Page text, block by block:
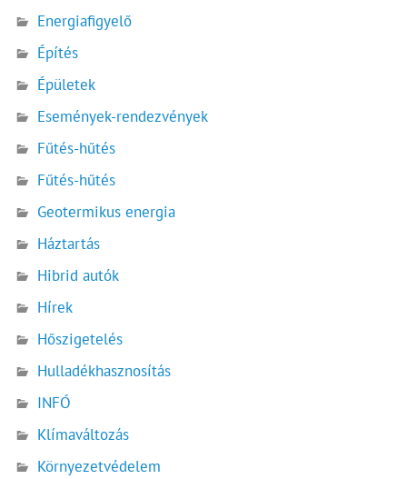
Energiafigyelő
Építés
Épületek
Események-rendezvények
Fűtés-hűtés
Fűtés-hűtés
Geotermikus energia
Háztartás
Hibrid autók
Hírek
Hőszigetelés
Hulladékhasznosítás
INFÓ
Klímaváltozás
Környezetvédelem